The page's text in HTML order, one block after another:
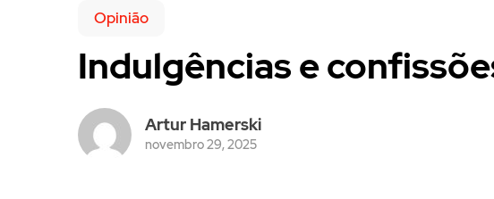
Opinião
Indulgências e
Artur Hamerski
novembro 29, 2025